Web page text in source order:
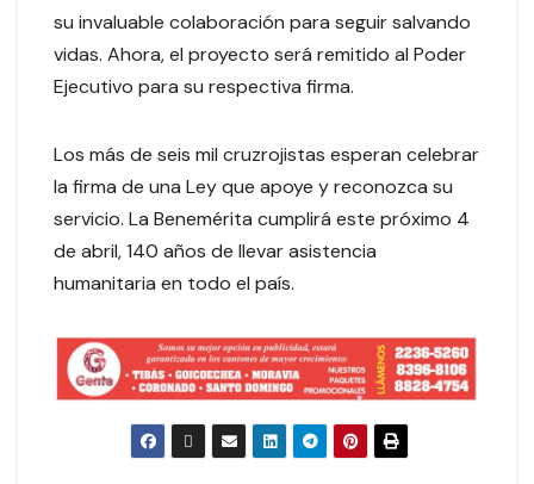
su invaluable colaboración para seguir salvando
vidas. Ahora, el proyecto será remitido al Poder
Ejecutivo para su respectiva firma.
Los más de seis mil cruzrojistas esperan celebrar
la firma de una Ley que apoye y reconozca su
servicio. La Benemérita cumplirá este próximo 4
de abril, 140 años de llevar asistencia
humanitaria en todo el país.